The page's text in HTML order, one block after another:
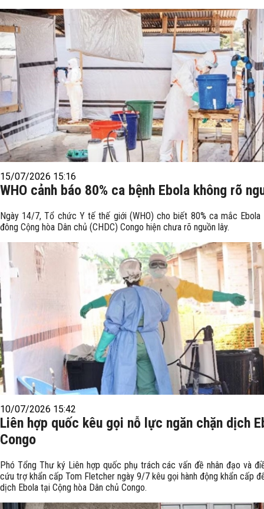
15/07/2026 15:16
WHO cảnh báo 80% ca bệnh Ebola không rõ
Ngày 14/7, Tổ chức Y tế thế giới (WHO) cho biết 80% ca mắc Ebola
đông Cộng hòa Dân chủ (CHDC) Congo hiện chưa rõ nguồn lây.
10/07/2026 15:42
Liên hợp quốc kêu gọi nỗ lực ngăn chặn dịch
Congo
Phó Tổng Thư ký Liên hợp quốc phụ trách các vấn đề nhân đạo và
cứu trợ khẩn cấp Tom Fletcher ngày 9/7 kêu gọi hành động khẩn cấp
dịch Ebola tại Cộng hòa Dân chủ Congo.